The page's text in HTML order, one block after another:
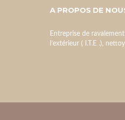
A PROPOS DE
Entreprise de
l’extérieur ( I.T.E .),